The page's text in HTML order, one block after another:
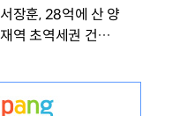
서장훈, 28억에 산 양
재역 초역세권 건물 4